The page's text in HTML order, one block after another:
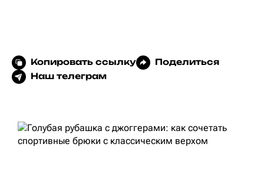
Копировать ссылку
Поделиться
Наш телеграм